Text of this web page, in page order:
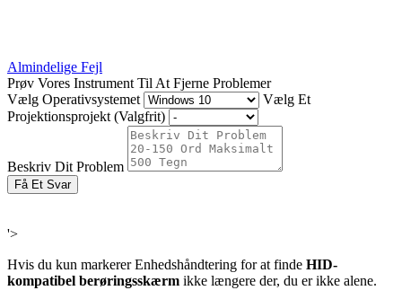
Almindelige Fejl
Prøv Vores Instrument Til At Fjerne Problemer
Vælg Operativsystemet
Vælg Et
Projektionsprojekt (Valgfrit)
Beskriv Dit Problem
Få Et Svar
'>
Hvis du kun markerer Enhedshåndtering for at finde HID-
kompatibel berøringsskærm ikke længere der, du er ikke alene.